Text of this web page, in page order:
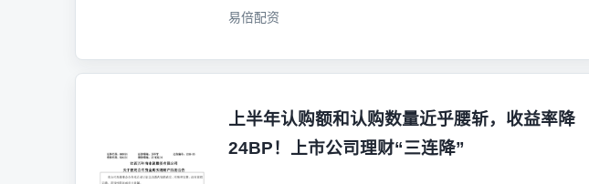
易倍配资
上半年认购额和认购数量近乎腰斩，收益率降
24BP！上市公司理财“三连降”